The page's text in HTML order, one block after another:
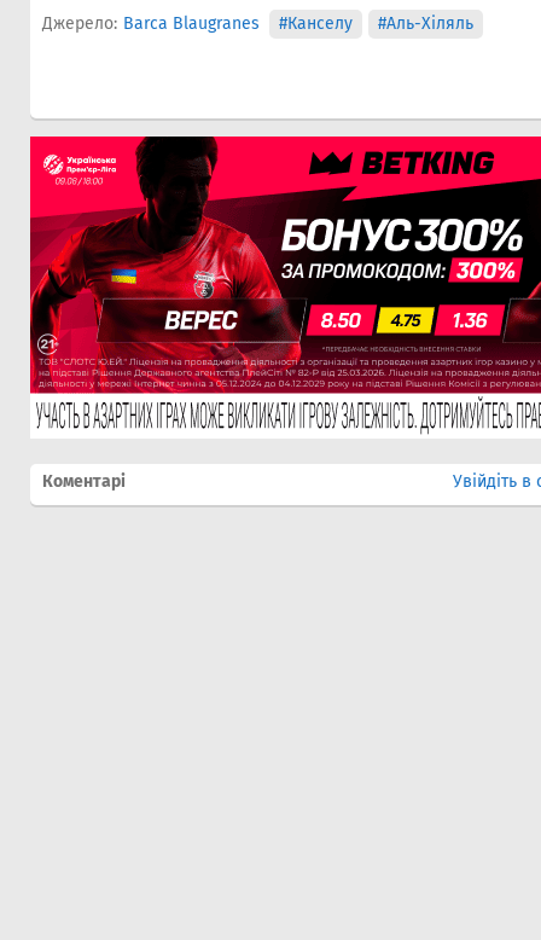
Джерело: Barca Blaugranes #Канселу #Аль-Хіляль
Коментарі Увійдіть в